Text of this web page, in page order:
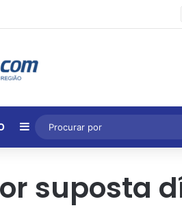
Barra Lateral
suposta